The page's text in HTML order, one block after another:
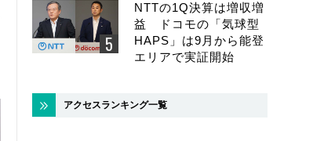
NTTの1Q決算は増収増
益 ドコモの「気球型
HAPS」は9月から能登
エリアで実証開始
アクセスランキング一覧